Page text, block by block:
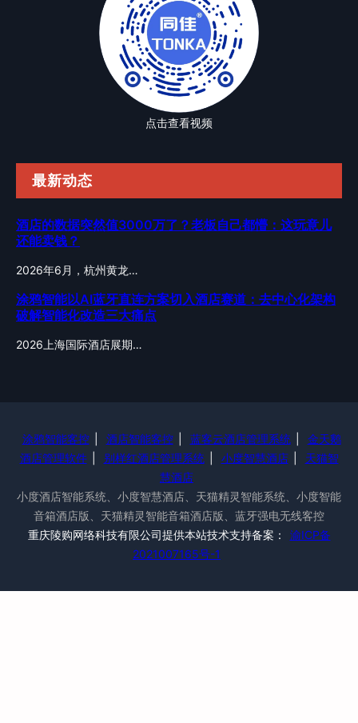
点击查看视频
最新动态
酒店的数据突然值3000万了？老板自己都懵：这玩意儿
还能卖钱？
2026年6月，杭州黄龙…
涂鸦智能以AI蓝牙直连方案切入酒店赛道：去中心化架构
破解智能化改造三大痛点
2026上海国际酒店展期…
涂鸦智能客控 酒店智能客控 蓝客云酒店管理系统
金天鹅
酒店管理软件
别样红酒店管理系统 小度智慧酒店
天猫智
慧酒店
小度酒店智能系统、小度智慧酒店、天猫精灵智能系统、小度智能
音箱酒店版、天猫精灵智能音箱酒店版、蓝牙强电无线客控
重庆陵购网络科技有限公司提供本站技术支持备案：
渝ICP备
2021007165号-1